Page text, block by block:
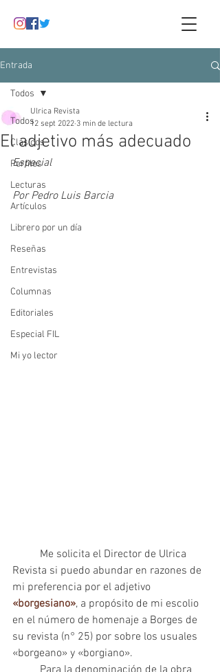
Entrada
Todos
Clásicos
Perfiles
Lecturas
Artículos
Librero por un día
Reseñas
Entrevistas
Columnas
Editoriales
Especial FIL
Mi yo lector
Todos
El adjetivo más adecuado
Ulrica Revista
12 sept 2022 3 min de lectura
Especial
Por Pedro Luis Barcia
Revista si puedo abundar en razones de
mi preferencia por el adjetivo
«borgesiano», a propósito de mi escolio
en el número de homenaje a Borges de
su revista (n° 25) por sobre los usuales
«borgeano» y «borgiano».